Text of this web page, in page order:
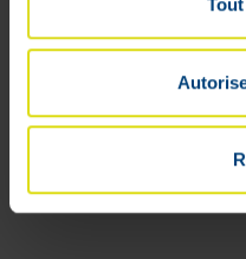
magnésium
l'amidon de maïs.